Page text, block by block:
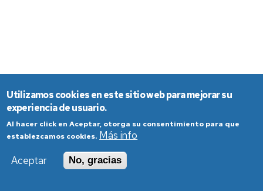
Utilizamos cookies en este sitio web para mejorar su
experiencia de usuario.
Al hacer click en Aceptar, otorga su consentimiento para que
establezcamos cookies. Más info
Aceptar
No, gracias